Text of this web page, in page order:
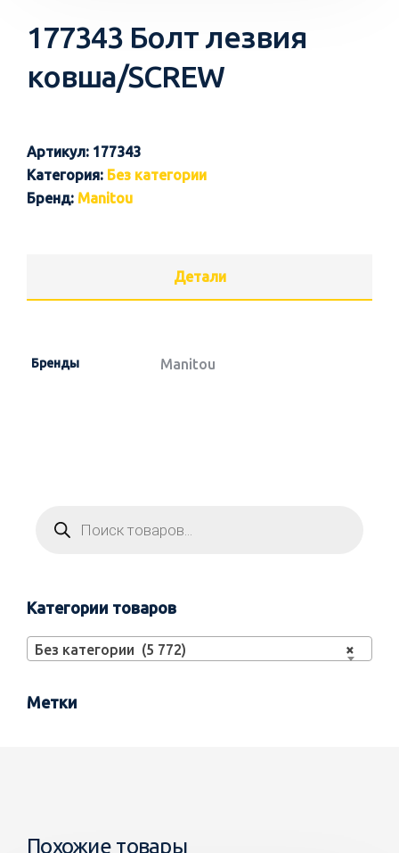
177343 Болт лезвия
ковша/SCREW
Артикул: 177343
Категория: Без категории
Бренд: Manitou
Детали
Бренды Manitou
Категории товаров
×
Без категории (5 772)
Метки
Похожие товары